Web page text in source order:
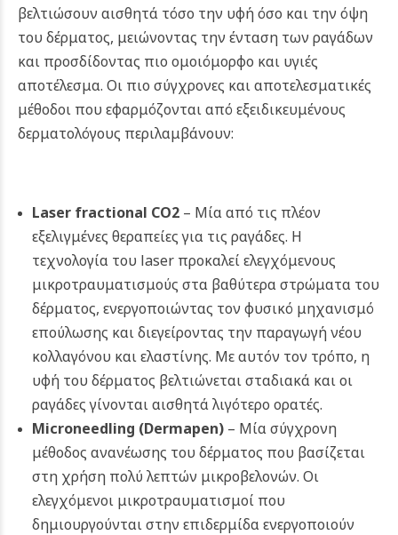
βελτιώσουν αισθητά τόσο την υφή όσο και την όψη
του δέρματος, μειώνοντας την ένταση των ραγάδων
και προσδίδοντας πιο ομοιόμορφο και υγιές
αποτέλεσμα. Οι πιο σύγχρονες και αποτελεσματικές
μέθοδοι που εφαρμόζονται από εξειδικευμένους
δερματολόγους περιλαμβάνουν:
Laser fractional CO2– Μία από τις πλέον
εξελιγμένες θεραπείες για τις ραγάδες. Η
τεχνολογία του laser προκαλεί ελεγχόμενους
μικροτραυματισμούς στα βαθύτερα στρώματα του
δέρματος, ενεργοποιώντας τον φυσικό μηχανισμό
επούλωσης και διεγείροντας την παραγωγή νέου
κολλαγόνου και ελαστίνης. Με αυτόν τον τρόπο, η
υφή του δέρματος βελτιώνεται σταδιακά και οι
ραγάδες γίνονται αισθητά λιγότερο ορατές.
Microneedling (Dermapen)– Μία σύγχρονη
μέθοδος ανανέωσης του δέρματος που βασίζεται
στη χρήση πολύ λεπτών μικροβελονών. Οι
ελεγχόμενοι μικροτραυματισμοί που
δημιουργούνται στην επιδερμίδα ενεργοποιούν